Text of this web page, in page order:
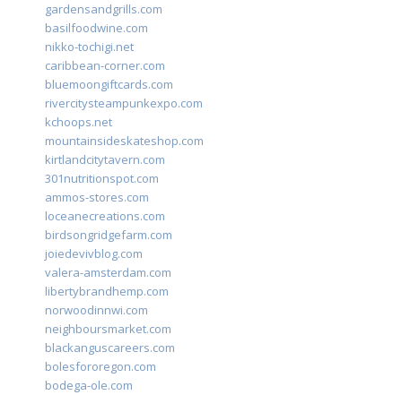
gardensandgrills.com
basilfoodwine.com
nikko-tochigi.net
caribbean-corner.com
bluemoongiftcards.com
rivercitysteampunkexpo.com
kchoops.net
mountainsideskateshop.com
kirtlandcitytavern.com
301nutritionspot.com
ammos-stores.com
loceanecreations.com
birdsongridgefarm.com
joiedevivblog.com
valera-amsterdam.com
libertybrandhemp.com
norwoodinnwi.com
neighboursmarket.com
blackanguscareers.com
bolesfororegon.com
bodega-ole.com